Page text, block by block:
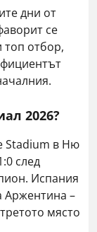
дни от
се
топ отбор,
2026?
Stadium в Ню
след
Испания
Аржентина –
място